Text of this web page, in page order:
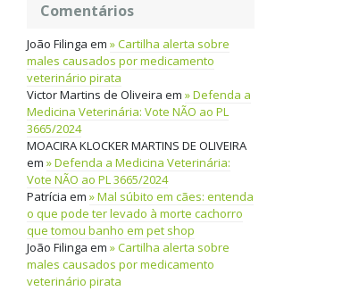
Comentários
João Filinga em
Cartilha alerta sobre
males causados por medicamento
veterinário pirata
Victor Martins de Oliveira em
Defenda a
Medicina Veterinária: Vote NÃO ao PL
3665/2024
MOACIRA KLOCKER MARTINS DE OLIVEIRA
em
Defenda a Medicina Veterinária:
Vote NÃO ao PL 3665/2024
Patrícia em
Mal súbito em cães: entenda
o que pode ter levado à morte cachorro
que tomou banho em pet shop
João Filinga em
Cartilha alerta sobre
males causados por medicamento
veterinário pirata